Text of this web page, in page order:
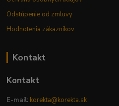
Odstúpenie od zmluvy
Hodnotenia zákazníkov
Kontakt
Kontakt
E-mail: korekta@korekta.sk